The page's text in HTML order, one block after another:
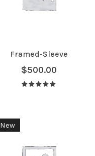
Framed-Sleeve
$500.00
New